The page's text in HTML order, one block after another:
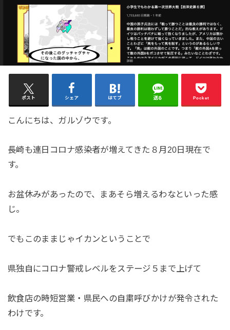
ポスト シェア はてブ 送る Pocket
こんにちは、ガルゾウです。
長崎も連日コロナ感染者が増えてきた８月20日現在で
す。
お盆休みがあったので、まあそら増えるわなといった感
じ。
でもこのままじゃイカンということで
県独自にコロナ警戒レベルをステージ５まで上げて
飲食店の時短営業・県民への自粛呼びかけが発令された
わけです。